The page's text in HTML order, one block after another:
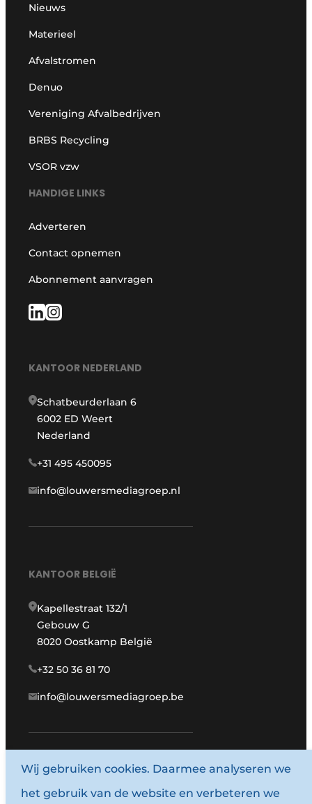
Nieuws
Materieel
Afvalstromen
Denuo
Vereniging Afvalbedrijven
BRBS Recycling
VSOR vzw
HANDIGE LINKS
Adverteren
Contact opnemen
Abonnement aanvragen
KANTOOR NEDERLAND
Schatbeurderlaan 6
6002 ED Weert
Nederland
+31 495 450095
info@louwersmediagroep.nl
KANTOOR BELGIË
Kapellestraat 132/1
Gebouw G
8020 Oostkamp België
+32 50 36 81 70
info@louwersmediagroep.be
www.louwersmediagroep.com
© 1987 - 2026 Louwersmediagroep.
Wij gebruiken cookies. Daarmee analyseren we
het gebruik van de website en verbeteren we